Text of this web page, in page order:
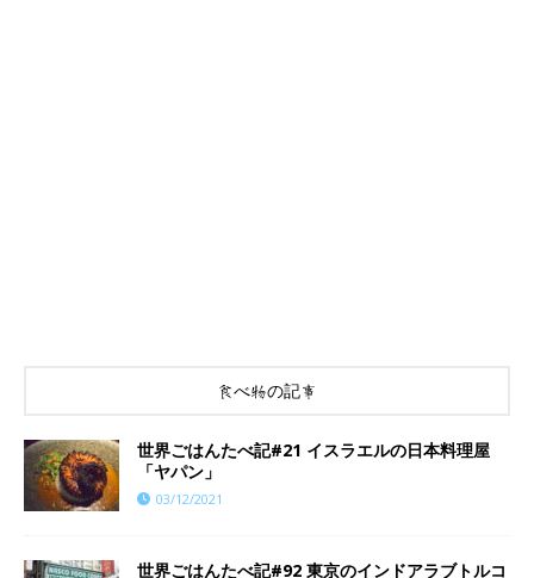
食べ物の記事
世界ごはんたべ記#21 イスラエルの日本料理屋
「ヤパン」
03/12/2021
世界ごはんたべ記#92 東京のインドアラブトルコ